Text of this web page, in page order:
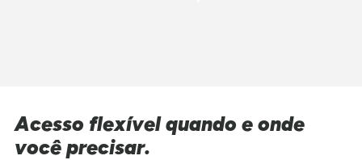
Acesso flexível quando e onde
você precisar.